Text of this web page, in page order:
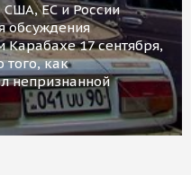
ЕС и России
обсуждения
Карабахе 17 сентября,
того, как
непризнанной